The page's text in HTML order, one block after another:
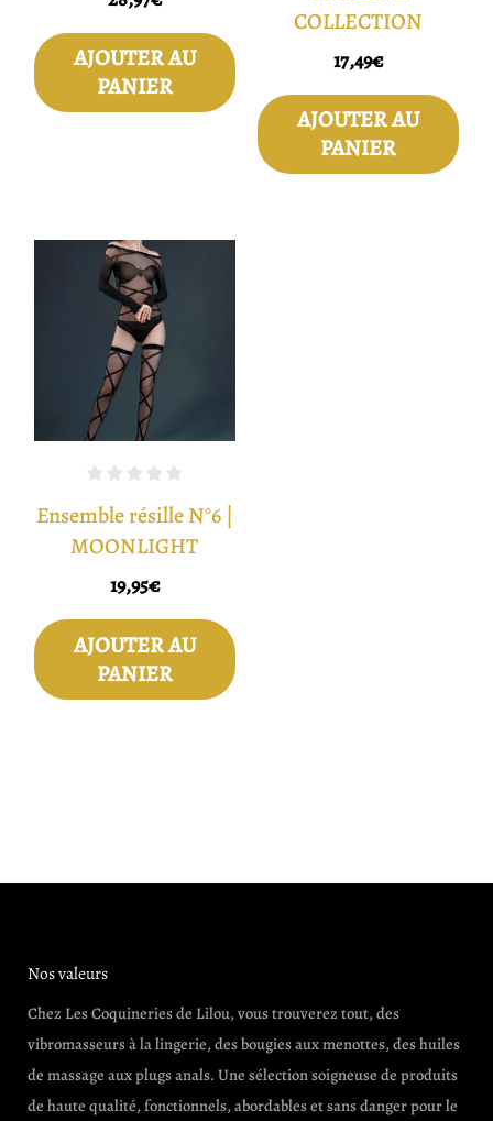
AJOUTER AU
PANIER
COLLECTION
17,49€
AJOUTER AU
PANIER
Ensemble résille N°6 |
MOONLIGHT
19,95€
AJOUTER AU
PANIER
Nos valeurs
Chez Les Coquineries de Lilou, vous trouverez tout, des
vibromasseurs à la lingerie, des bougies aux menottes, des huiles
de massage aux plugs anals. Une sélection soigneuse de produits
de haute qualité, fonctionnels, abordables et sans danger pour le